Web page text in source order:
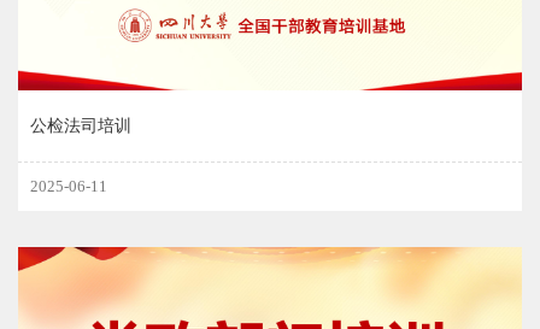
公检法司培训
2025-06-11